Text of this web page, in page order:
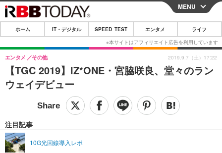
CLOSE
ホーム
IT・デジタル
IT・デジタルTOP スマートフォン
ショッピング その他
SPEED TEST
エンタメTOP 映画・ドラマ
ライフTOP
リリース一覧
MENU
ホーム IT・デジタル SPEED TEST エンタメ ライフ
【TGC 2019】IZ*ONE・宮脇咲良、堂々のラン
ウェイデビュー
エンタメ その他
注目記事
10G光回線導入レポ
2019.9.7（土）17:22